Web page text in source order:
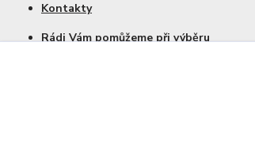
Kontakty
Rádi Vám pomůžeme při výběru